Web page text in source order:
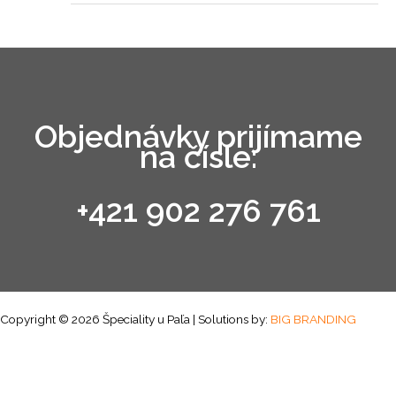
Objednávky prijímame
na čísle:
+421 902 276 761
Copyright © 2026 Špeciality u Paľa | Solutions by: BIG BRANDING